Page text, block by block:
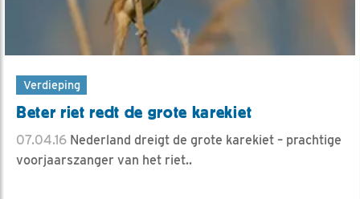
Verdieping
Beter riet redt de grote karekiet
07.04.16 Nederland dreigt de grote karekiet – prachtige
voorjaarszanger van het riet..